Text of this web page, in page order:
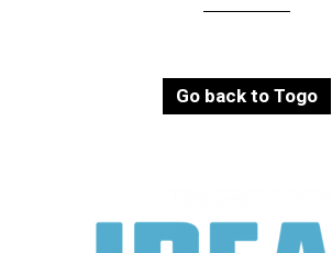
Go back to Togo